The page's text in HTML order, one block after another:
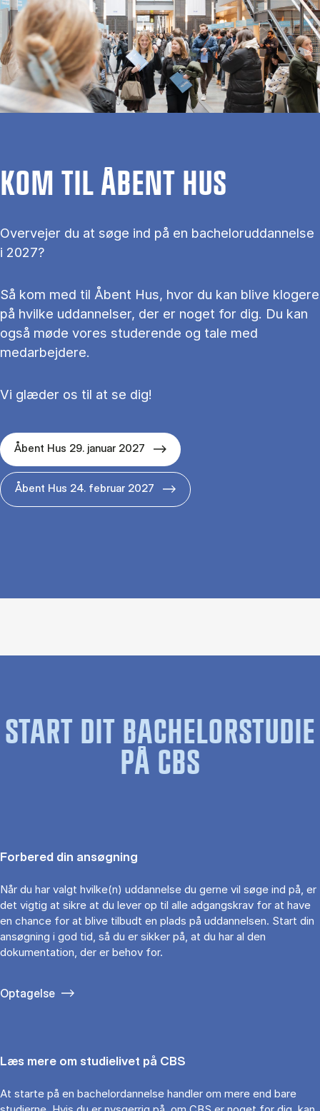
KOM TIL ÅBENT HUS
Overvejer du at søge ind på en bacheloruddannelse
i 2027?
Så kom med til Åbent Hus, hvor du kan blive klogere
på hvilke uddannelser, der er noget for dig. Du kan
også møde vores studerende og tale med
medarbejdere.
Vi glæder os til at se dig!
Åbent Hus 29. januar 2027
Åbent Hus 24. februar 2027
START DIT BACHELORSTUDIE
PÅ CBS
Forbered din ansøgning
Når du har valgt hvilke(n) uddannelse du gerne vil søge ind på, er
det vigtig at sikre at du lever op til alle adgangskrav for at have
en chance for at blive tilbudt en plads på uddannelsen. Start din
ansøgning i god tid, så du er sikker på, at du har al den
dokumentation, der er behov for.
Optagelse
Læs mere om studielivet på CBS
At starte på en bachelordannelse handler om mere end bare